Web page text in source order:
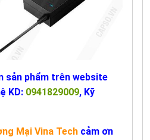
sản phẩm trên website
KD: 0941829009, Kỹ
Mại Vina Tech cảm ơn